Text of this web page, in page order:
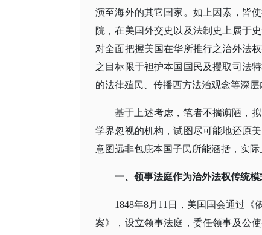
演至海外的其它国家。如上因素，皆
院，在美国外交史以及法制史上属于
对全面把握美国在华所推行之治外法
之目标限于袒护本国国民及攫取司法
的法律殖民、传播西方法治观念等深层
基于上述考虑，笔者不揣谫陋，
学界忽视的机构，试图尽可能地还原
意图远非包庇本国子民所能涵括，实
一、领事法庭作为治外法权传统模
1848年8月11日，美国国会通过
案》，设立领事法庭，委任领事及公